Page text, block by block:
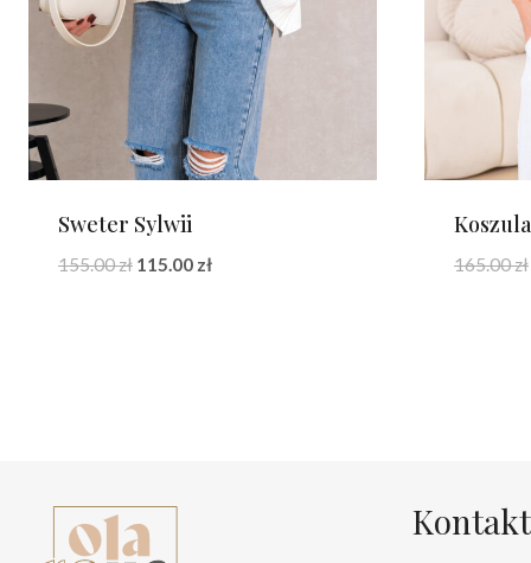
Sweter Sylwii
155.00zł Pierwotna
115.00 złAktualna
165.00zł
Kontakt